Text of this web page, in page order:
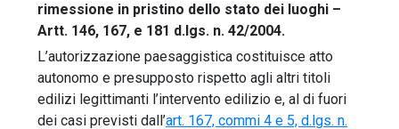
rimessione in pristino dello stato dei luoghi –
Artt. 146, 167, e 181 d.lgs. n. 42/2004.
L’autorizzazione paesaggistica costituisce atto
autonomo e presupposto rispetto agli altri titoli
edilizi legittimanti l’intervento edilizio e, al di fuori
dei casi previsti dall’art. 167, commi 4 e 5, d.lgs. n.